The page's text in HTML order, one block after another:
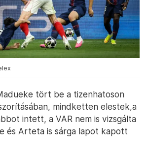
tört be a tizenhatoson
mindketten elestek,a
intett, a VAR nem is vizsgálta
és Arteta is sárga lapot kapott